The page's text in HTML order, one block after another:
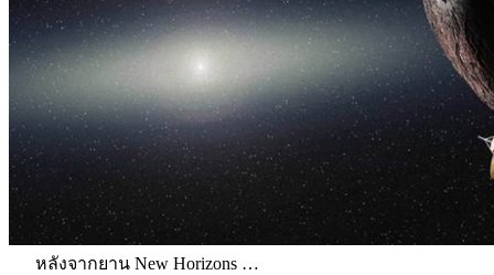
หลังจากยาน New Horizons …